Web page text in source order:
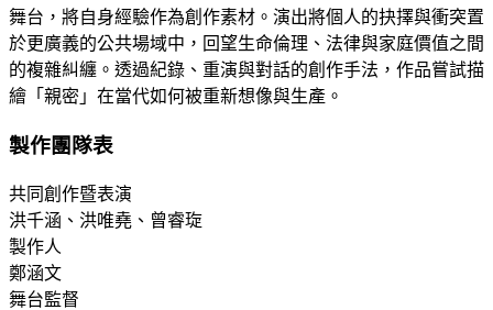
舞台，將自身經驗作為創作素材。演出將個人的抉擇與衝突置
於更廣義的公共場域中，回望生命倫理、法律與家庭價值之間
的複雜糾纏。透過紀錄、重演與對話的創作手法，作品嘗試描
繪「親密」在當代如何被重新想像與生產。
製作團隊表
共同創作暨表演
洪千涵、洪唯堯、曾睿琁
製作人
鄭涵文
舞台監督